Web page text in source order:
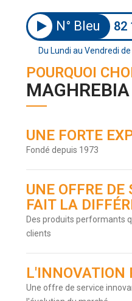
N° Bleu 82
Du Lundi au Vendredi
POURQUOI
MAGHREBIA
UNE FORTE
Fondé depuis 1973
UNE OFFRE DE
FAIT LA
Des produits performants
clients
L'INNOVATION
Une offre de service